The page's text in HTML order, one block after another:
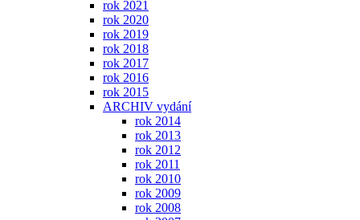
rok 2021
rok 2020
rok 2019
rok 2018
rok 2017
rok 2016
rok 2015
ARCHIV vydání
rok 2014
rok 2013
rok 2012
rok 2011
rok 2010
rok 2009
rok 2008